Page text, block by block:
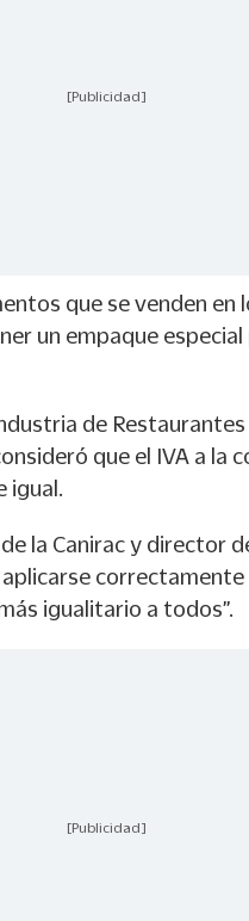
[Publicidad]
que se venden en
un empaque
de
que el IVA a la
igual.
la Canirac y director
igualitario a todos”.
[Publicidad]